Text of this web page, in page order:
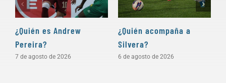
¿Quién es Andrew
Pereira?
7 de agosto de 2026
¿Quién acompaña a
Silvera?
6 de agosto de 2026